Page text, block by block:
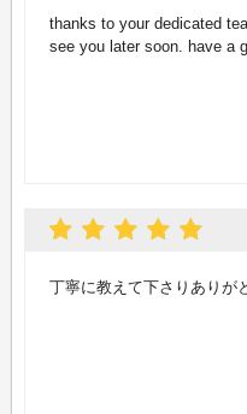
thanks to your dedicated
see you later soon. have a
丁寧に教えて下さりありが